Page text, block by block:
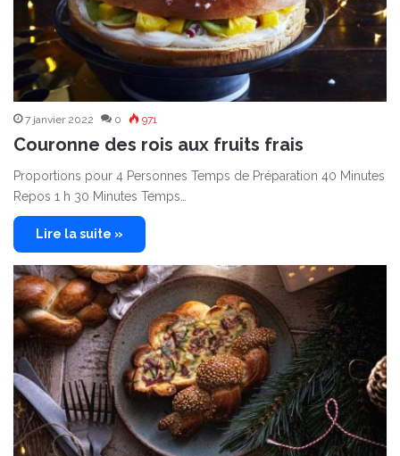
7 janvier 2022 0 971
Couronne des rois aux fruits frais
Proportions pour 4 Personnes Temps de Préparation 40 Minutes
Repos 1 h 30 Minutes Temps…
Lire la suite »